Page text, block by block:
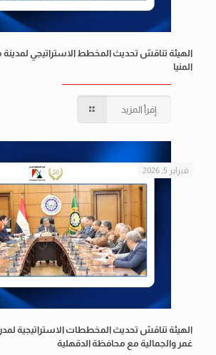
الهيئة تناقش تحديث المخطط الاستراتيجي
المنيا
إقرأ المزيد
فبراير 5, 2026
الهيئة تناقش تحديث المخططات الاستراتيجية
غمر والجمالية مع محافظة الدقهلية